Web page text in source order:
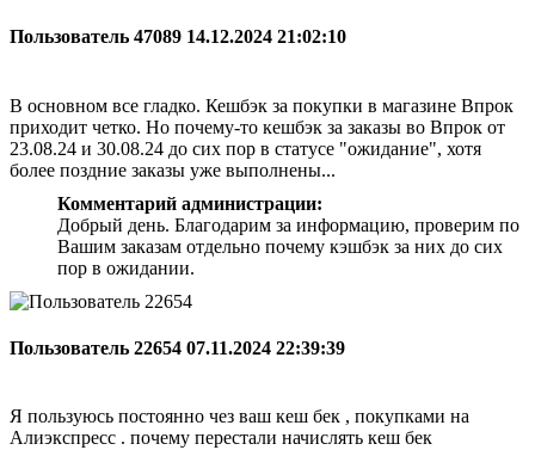
Пользователь 47089 14.12.2024 21:02:10
В основном все гладко. Кешбэк за покупки в магазине Впрок
приходит четко. Но почему-то кешбэк за заказы во Впрок от
23.08.24 и 30.08.24 до сих пор в статусе "ожидание", хотя
более поздние заказы уже выполнены...
Комментарий администрации:
Добрый день. Благодарим за информацию, проверим по
Вашим заказам отдельно почему кэшбэк за них до сих
пор в ожидании.
Пользователь 22654 07.11.2024 22:39:39
Я пользуюсь постоянно чез ваш кеш бек , покупками на
Алиэкспресс . почему перестали начислять кеш бек